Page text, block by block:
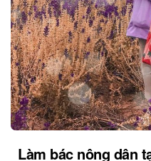
Làm bác nông dân